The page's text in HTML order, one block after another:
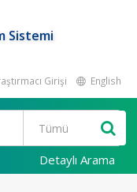
Sistemi
Girişi English
Detaylı Arama